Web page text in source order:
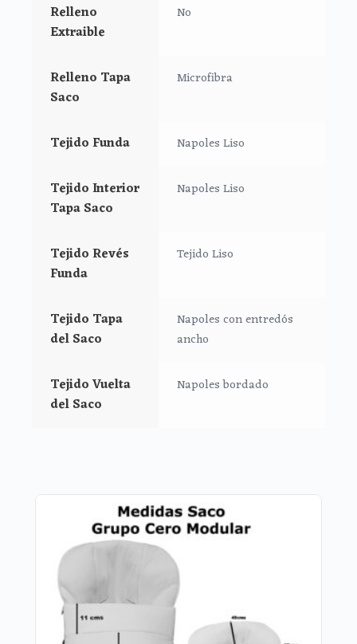
Relleno
Extraible
No
Relleno Tapa
Saco
Microfibra
Tejido Funda Napoles Liso
Tejido Interior
Tapa Saco
Napoles Liso
Tejido Revés
Funda
Tejido Liso
Tejido Tapa
del Saco
Napoles con entredós
ancho
Tejido Vuelta
del Saco
Napoles bordado